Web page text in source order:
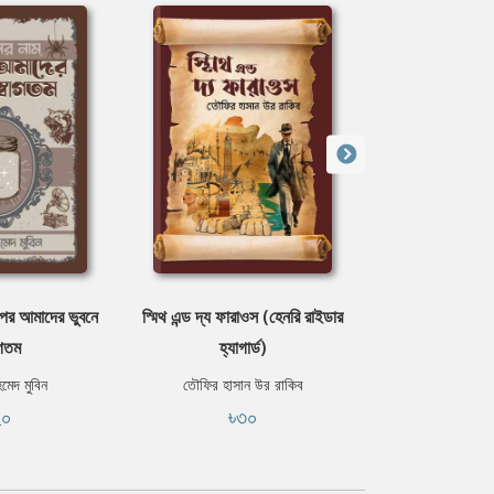
আমাদের ভুবনে
মুবিন
স্মিথ এন্ড দ্য ফারাওস (হেনরি রাইডার
হ্যাগার্ড)
তৌফির হাসান উর রাকিব
৳৩০